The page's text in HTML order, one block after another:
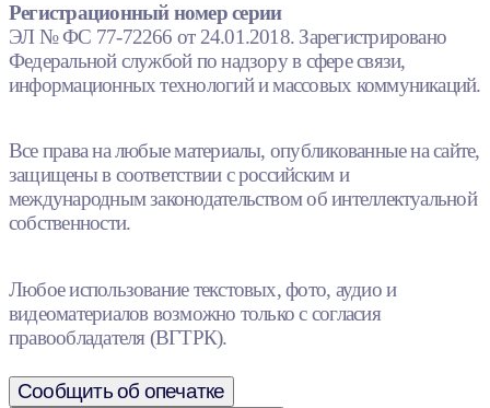
Регистрационный номер серии
ЭЛ № ФС 77-72266 от 24.01.2018. Зарегистрировано
Федеральной службой по надзору в сфере связи,
информационных технологий и массовых коммуникаций.
Все права на любые материалы, опубликованные на сайте,
защищены в соответствии с российским и
международным законодательством об интеллектуальной
собственности.
Любое использование текстовых, фото, аудио и
видеоматериалов возможно только с согласия
правообладателя (ВГТРК).
Сообщить об опечатке